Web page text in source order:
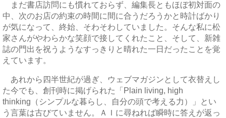
まだ書店訪問にも慣れておらず、編集長ともほぼ初対面の
中、次のお店の約束の時間に間に合うだろうかと時計ばかり
が気になって、終始、そわそわしていました。そんな私に松
家さんがやわらかな笑顔で接してくれたこと、そして、新雑
誌の門出を祝うようなすっきりと晴れた一日だったことを覚
えています。
あれから四半世紀が過ぎ、ウェブマガジンとして衣替えし
た今でも、創刊時に掲げられた「Plain living, high
thinking（シンプルな暮らし、自分の頭で考える力）」とい
う言葉は古びていません。ＡＩに尋ねれば瞬時に答えが返っ